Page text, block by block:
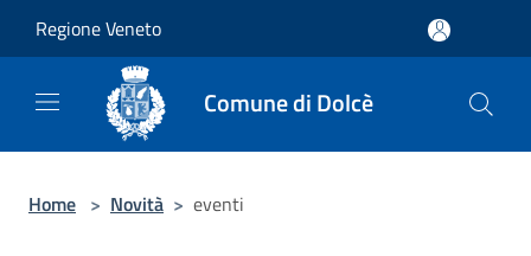
Regione Veneto
Comune di Dolcè
Home > Novità > eventi